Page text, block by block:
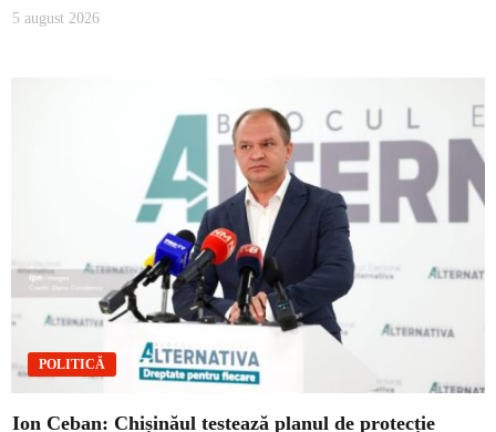
5 august 2026
POLITICĂ
Ion Ceban: Chișinăul testează planul de protecție